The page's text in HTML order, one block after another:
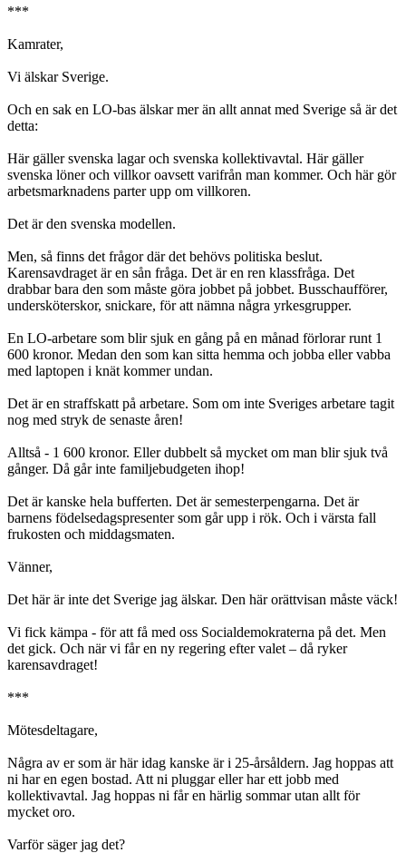
***
Kamrater,
Vi älskar Sverige.
Och en sak en LO-bas älskar mer än allt annat med Sverige så är det
detta:
Här gäller svenska lagar och svenska kollektivavtal. Här gäller
svenska löner och villkor oavsett varifrån man kommer. Och här gör
arbetsmarknadens parter upp om villkoren.
Det är den svenska modellen.
Men, så finns det frågor där det behövs politiska beslut.
Karensavdraget är en sån fråga. Det är en ren klassfråga. Det
drabbar bara den som måste göra jobbet på jobbet. Busschaufförer,
undersköterskor, snickare, för att nämna några yrkesgrupper.
En LO-arbetare som blir sjuk en gång på en månad förlorar runt 1
600 kronor. Medan den som kan sitta hemma och jobba eller vabba
med laptopen i knät kommer undan.
Det är en straffskatt på arbetare. Som om inte Sveriges arbetare tagit
nog med stryk de senaste åren!
Alltså - 1 600 kronor. Eller dubbelt så mycket om man blir sjuk två
gånger. Då går inte familjebudgeten ihop!
Det är kanske hela bufferten. Det är semesterpengarna. Det är
barnens födelsedagspresenter som går upp i rök. Och i värsta fall
frukosten och middagsmaten.
Vänner,
Det här är inte det Sverige jag älskar. Den här orättvisan måste väck!
Vi fick kämpa - för att få med oss Socialdemokraterna på det. Men
det gick. Och när vi får en ny regering efter valet – då ryker
karensavdraget!
***
Mötesdeltagare,
Några av er som är här idag kanske är i 25-årsåldern. Jag hoppas att
ni har en egen bostad. Att ni pluggar eller har ett jobb med
kollektivavtal. Jag hoppas ni får en härlig sommar utan allt för
mycket oro.
Varför säger jag det?